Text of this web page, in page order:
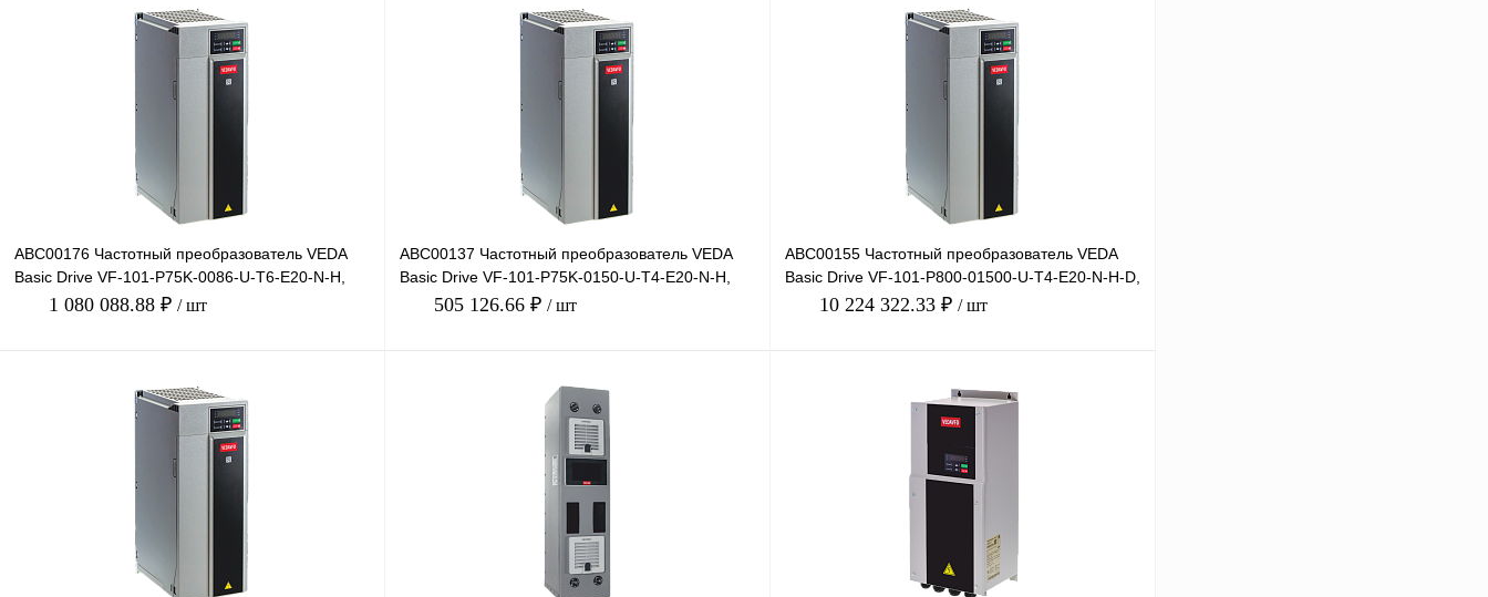
ABC00176 Частотный преобразователь VEDA
Basic Drive VF-101-P75K-0086-U-T6-E20-N-H,
660В, 75кВт, 86А
1 080 088.88 ₽ / шт
В корзину
Сравнение
ABC00137 Частотный преобразователь VEDA
Basic Drive VF-101-P75K-0150-U-T4-E20-N-H,
380В, 75кВт, 150А
505 126.66 ₽ / шт
В корзину
Сравнение
Под заказ
ABC00155 Частотный преобразователь VEDA
Basic Drive VF-101-P800-01500-U-T4-E20-N-H-D,
380В, 800кВт,
10 224 322.33 ₽ / шт
В корзину